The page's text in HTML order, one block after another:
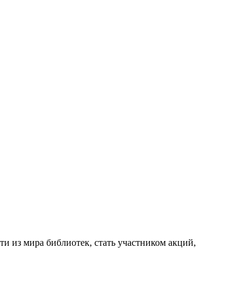
из мира библиотек, стать участником акций,